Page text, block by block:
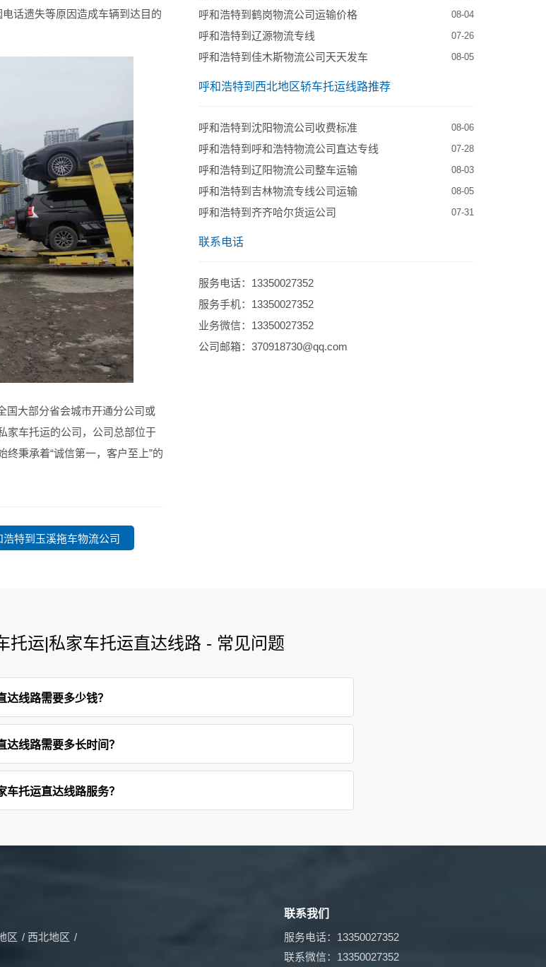
话遗失等原因造成车辆到达目的
国大部分省会城市开通分公司或
家车托运的公司，公司总部位于
秉承着“诚信第一，客户至上”的
浩特到玉溪拖车物流公司
呼和浩特到鹤岗物流公司运输价格 08-04
呼和浩特到辽源物流专线 07-26
呼和浩特到佳木斯物流公司天天发车 08-05
呼和浩特到西北地区轿车托运线路推荐
​呼和浩特到沈阳物流公司收费标准 08-06
​呼和浩特到呼和浩特物流公司直达专线 07-28
呼和浩特到辽阳物流公司整车运输 08-03
呼和浩特到吉林物流专线公司运输 08-05
呼和浩特到齐齐哈尔货运公司 07-31
联系电话
服务电话：13350027352
服务手机：13350027352
业务微信：13350027352
公司邮箱：370918730@qq.com
托运|私家车托运直达线路 - 常见问题
线路需要多少钱？
线路需要多长时间？
托运直达线路服务？
区 / 西北地区 /
联系我们
服务电话：13350027352
联系微信：13350027352